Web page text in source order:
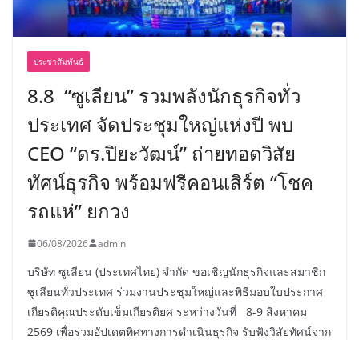
ประชาสัมพันธ์
8.8 “ซูเลียน” รวมพลังนักธุรกิจทั่ว
ประเทศ จัดประชุมใหญ่แห่งปี พบ
CEO “ดร.ปิยะวัฒน์” ถ่ายทอดวิสัย
ทัศน์ธุรกิจ พร้อมฟรีคอนเสิร์ต “โชค
รถแห่” ยกวง
06/08/2026 admin
บริษัท ซูเลียน (ประเทศไทย) จำกัด ขอเชิญนักธุรกิจและสมาชิก
ซูเลียนทั่วประเทศ ร่วมงานประชุมใหญ่และพิธีมอบใบประกาศ
เกียรติคุณประดับเข็มเกียรติยศ ระหว่างวันที่ 8-9 สิงหาคม
2569 เพื่อร่วมอัปเดตทิศทางการดำเนินธุรกิจ รับฟังวิสัยทัศน์จาก